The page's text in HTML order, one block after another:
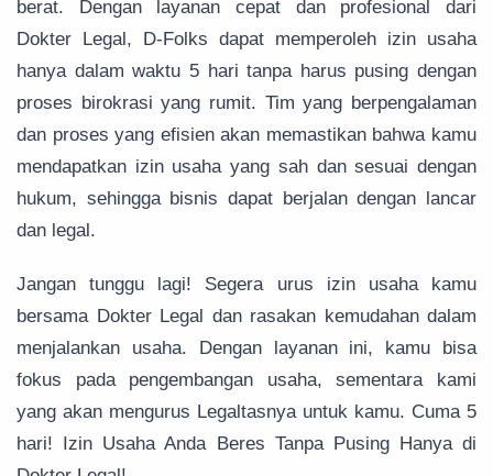
berat. Dengan layanan cepat dan profesional dari
Dokter Legal, D-Folks dapat memperoleh izin usaha
hanya dalam waktu 5 hari tanpa harus pusing dengan
proses birokrasi yang rumit. Tim yang berpengalaman
dan proses yang efisien akan memastikan bahwa kamu
mendapatkan izin usaha yang sah dan sesuai dengan
hukum, sehingga bisnis dapat berjalan dengan lancar
dan legal.
Jangan tunggu lagi! Segera urus izin usaha kamu
bersama Dokter Legal dan rasakan kemudahan dalam
menjalankan usaha. Dengan layanan ini, kamu bisa
fokus pada pengembangan usaha, sementara kami
yang akan mengurus Legaltasnya untuk kamu. Cuma 5
hari! Izin Usaha Anda Beres Tanpa Pusing Hanya di